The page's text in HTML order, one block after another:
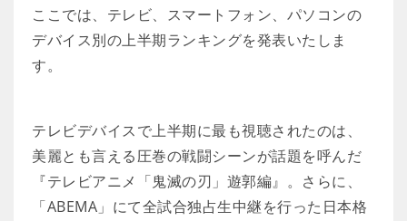
ここでは、テレビ、スマートフォン、パソコンの
デバイス別の上半期ランキングを発表いたしま
す。
テレビデバイスで上半期に最も視聴されたのは、
美麗とも言える圧巻の戦闘シーンが話題を呼んだ
『テレビアニメ「鬼滅の刃」遊郭編』。さらに、
「ABEMA」にて全試合独占生中継を行った日本格